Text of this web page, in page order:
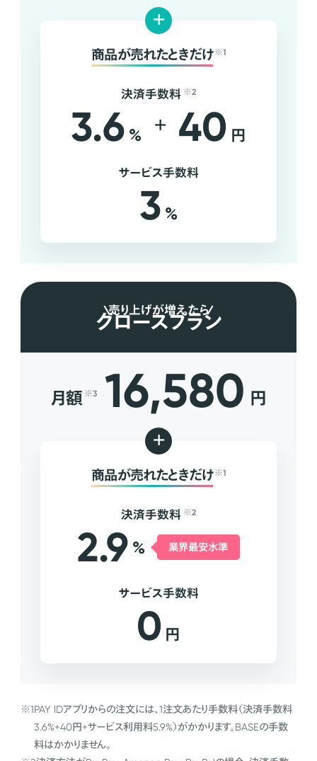
+
商品が売れたときだけ ※1
決済手数料 ※2
3.6 % + 40 円
サービス手数料
3 %
売り上げが増えたら
グロースプラン
月額 ※3 16,580 円
+
商品が売れたときだけ ※1
決済手数料 ※2
2.9 % 業界最安水準
サービス手数料
0 円
※1PAY IDアプリからの注文には、1注文あたり手数料（決済手数料
3.6%+40円+サービス利用料5.9%）がかかります。BASEの手数
料はかかりません。